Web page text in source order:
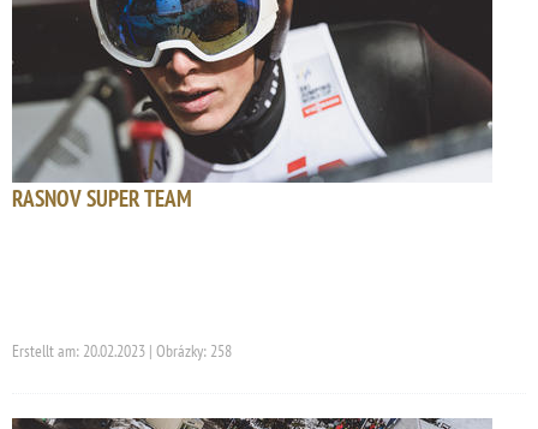
RASNOV SUPER TEAM
Erstellt am: 20.02.2023 | Obrázky: 258